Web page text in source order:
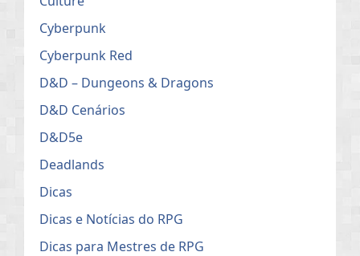
Cyberpunk
Cyberpunk Red
D&D – Dungeons & Dragons
D&D Cenários
D&D5e
Deadlands
Dicas
Dicas e Notícias do RPG
Dicas para Mestres de RPG